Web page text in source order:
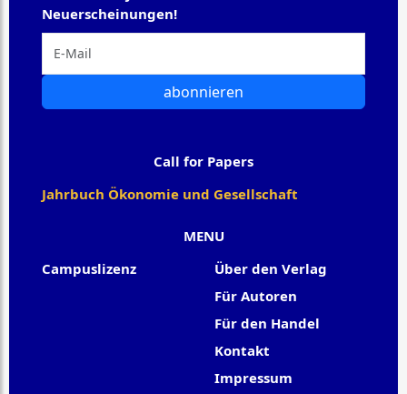
MENU
Campuslizenz
Über den Verlag
Für Autoren
Für den Handel
Kontakt
Impressum
Neuerscheinungen!
abonnieren
Call for Papers
Jahrbuch Ökonomie und Gesellschaft